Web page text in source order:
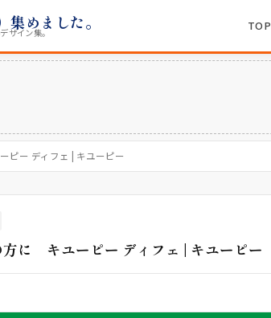
めました。
ザイン集。 TOP
ピー ディフェ | キユーピー
方に キユーピー ディフェ | キユーピー